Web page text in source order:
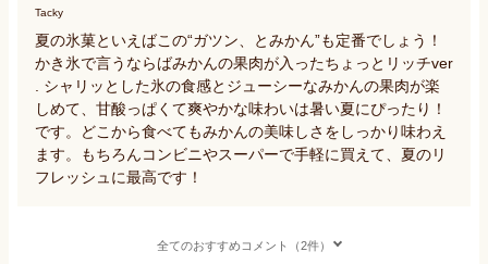
Tacky
夏の氷菓といえばこの“ガツン、とみかん”も定番でしょう！
かき氷で言うならばみかんの果肉が入ったちょっとリッチver
. シャリッとした氷の食感とジューシーなみかんの果肉が楽
しめて、甘酸っぱくて爽やかな味わいは暑い夏にぴったり！
です。どこから食べてもみかんの美味しさをしっかり味わえ
ます。もちろんコンビニやスーパーで手軽に買えて、夏のリ
フレッシュに最高です！
全てのおすすめコメント（2件）